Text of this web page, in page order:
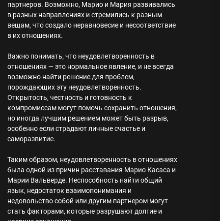
партнеров. Возможно, Марио и Мария развивались
в разных направлениях и стремились к разным
вещам, что создало неравновесие и несоответствие
в их отношениях.
Важно понимать, что неудовлетворенность в
отношениях — это нормальное явление, и не всегда
возможно найти решение для проблем,
порождающих эту неудовлетворенность.
Открытость, честность и готовность к
компромиссам могут помочь сохранить отношения,
но иногда лучшим решением может быть разрыв,
особенно если страдают личные счастье и
саморазвитие.
Таким образом, неудовлетворенность в отношениях
была одной из причин расставания Марио Касаса и
Марии Вальверде. Неспособность найти общий
язык, недостаток взаимопонимания и
недовольство собой или другим партнером могут
стать факторами, которые разрушают долгие и